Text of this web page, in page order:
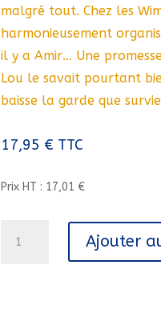
malgré tout. Chez les
harmonieusement
il y a Amir… Une
Lou le savait pourtant
baisse la garde que
17,95 € TTC
Prix HT : 17,01 €
Ajouter